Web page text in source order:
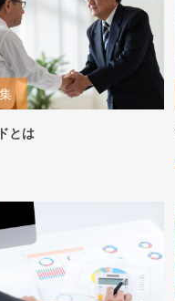
とは